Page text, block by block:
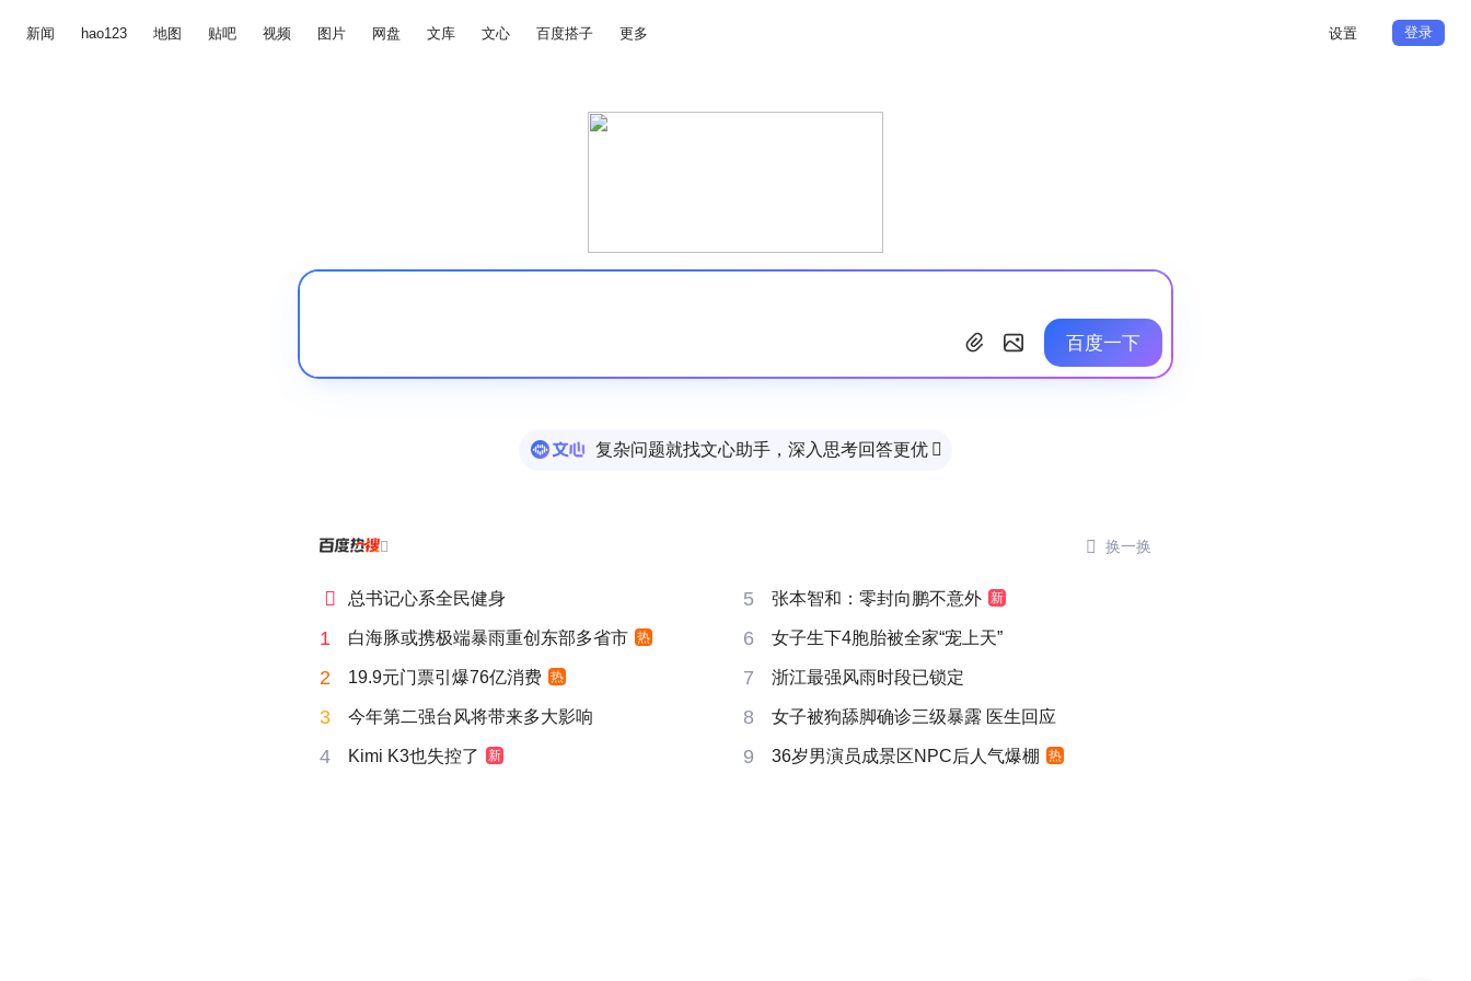
新闻 hao123 地图 贴吧 视频 图片 网盘 文库 文心 百度搭子 更多 设置 登录
百度一下
复杂问题就找文心助手，深入思考回答更优 
  换一换
 总书记心系全民健身 5 张本智和：零封向鹏不意外 新
1 白海豚或携极端暴雨重创东部多省市 热 6 女子生下4胞胎被全家“宠上天”
2 19.9元门票引爆76亿消费 热 7 浙江最强风雨时段已锁定
3 今年第二强台风将带来多大影响 8 女子被狗舔脚确诊三级暴露 医生回应
4 Kimi K3也失控了 新 9 36岁男演员成景区NPC后人气爆棚 热